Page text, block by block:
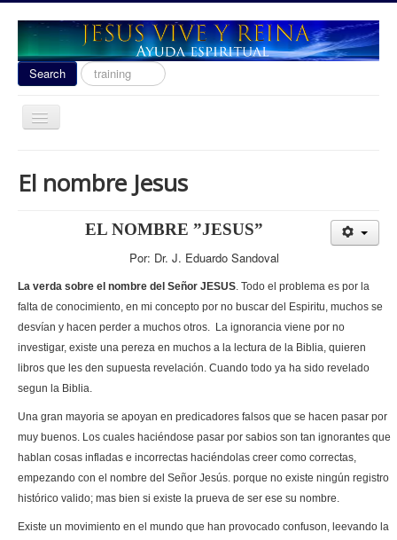
Search
Search
...
Toggle
Las señales del fin 2020
Liberacion
Escuela de Guerra
Temas
Youtube
donacion
Contact
El nombre Jesus
EL NOMBRE ”JESUS”
Por: Dr. J. Eduardo Sandoval
La verda sobre el nombre del Señor JESUS. Todo el problema es por la
falta de conocimiento, en mi concepto por no buscar del Espiritu, muchos se
desvían y hacen perder a muchos otros. La ignorancia viene por no
investigar, existe una pereza en muchos a la lectura de la Biblia, quieren
libros que les den supuesta revelación. Cuando todo ya ha sido revelado
segun la Biblia.
Una gran mayoria se apoyan en predicadores falsos que se hacen pasar por
muy buenos. Los cuales haciéndose pasar por sabios son tan ignorantes que
hablan cosas infladas e incorrectas haciéndolas creer como correctas,
empezando con el nombre del Señor Jesús. porque no existe ningún registro
histórico valido; mas bien si existe la prueva de ser ese su nombre.
Existe un movimiento en el mundo que han provocado confuson, leevando la